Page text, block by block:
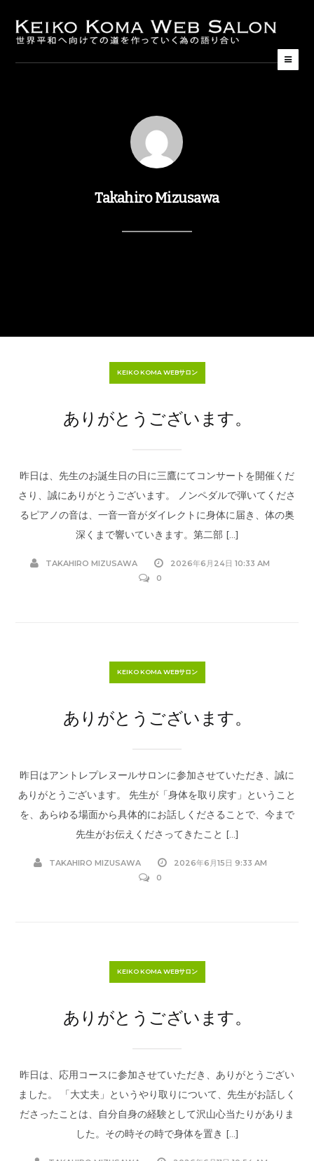
Takahiro Mizusawa
KEIKO KOMA WEBサロン
ありがとうございます。
昨日は、先生のお誕生日の日に三鷹にてコンサートを開催くだ
さり、誠にありがとうございます。 ノンペダルで弾いてくださ
るピアノの音は、一音一音がダイレクトに身体に届き、体の奥
深くまで響いていきます。第二部 […]
TAKAHIRO MIZUSAWA
2026年6月24日 10:33 AM
0
KEIKO KOMA WEBサロン
ありがとうございます。
昨日はアントレプレヌールサロンに参加させていただき、誠に
ありがとうございます。 先生が「身体を取り戻す」ということ
を、あらゆる場面から具体的にお話しくださることで、今まで
先生がお伝えくださってきたこと […]
TAKAHIRO MIZUSAWA
2026年6月15日 9:33 AM
0
KEIKO KOMA WEBサロン
ありがとうございます。
昨日は、応用コースに参加させていただき、ありがとうござい
ました。 「大丈夫」というやり取りについて、先生がお話しく
ださったことは、自分自身の経験として沢山心当たりがありま
した。その時その時で身体を置き […]